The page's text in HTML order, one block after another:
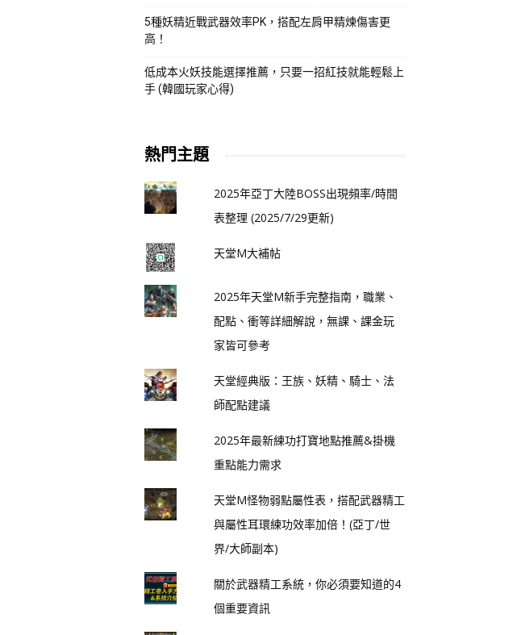
5種妖精近戰武器效率PK，搭配左肩甲精煉傷害更
高！
低成本火妖技能選擇推薦，只要一招紅技就能輕鬆上
手 (韓國玩家心得)
熱門主題
2025年亞丁大陸BOSS出現頻率/時間
表整理 (2025/7/29更新)
天堂M大補帖
2025年天堂M新手完整指南，職業、
配點、衝等詳細解說，無課、課金玩
家皆可參考
天堂經典版：王族、妖精、騎士、法
師配點建議
2025年最新練功打寶地點推薦&掛機
重點能力需求
天堂M怪物弱點屬性表，搭配武器精工
與屬性耳環練功效率加倍！(亞丁/世
界/大師副本)
關於武器精工系統，你必須要知道的4
個重要資訊